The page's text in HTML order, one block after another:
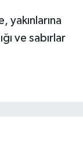
yakınlarına
ve sabırlar